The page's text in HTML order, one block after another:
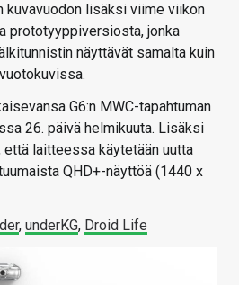
kuvavuodon lisäksi viime viikon
prototyyppiversiosta, jonka
näyttävät samalta kuin
G6:n MWC-tapahtuman
26. päivä helmikuuta. Lisäksi
laitteessa käytetään uutta
QHD+-näyttöä (1440 x
, underKG, Droid Life